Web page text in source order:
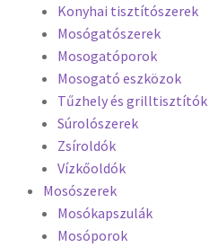
Konyhai tisztítószerek
Mosógatószerek
Mosogatóporok
Mosogató eszközok
Tűzhely és grilltisztítók
Súrolószerek
Zsíroldók
Vízkőoldók
Mosószerek
Mosókapszulák
Mosóporok